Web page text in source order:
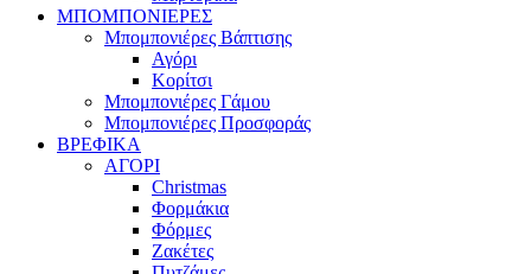
ΜΠΟΜΠΟΝΙΕΡΕΣ
Μπομπονιέρες Βάπτισης
Αγόρι
Κορίτσι
Μπομπονιέρες Γάμου
Μπομπονιέρες Προσφοράς
ΒΡΕΦΙΚΑ
ΑΓΟΡΙ
Christmas
Φορμάκια
Φόρμες
Ζακέτες